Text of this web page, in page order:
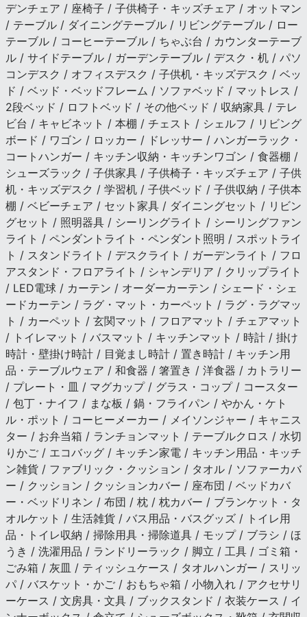
デンチェア / 座椅子 / 子供椅子・キッズチェア / オットマン
/ テーブル / ダイニングテーブル / リビングテーブル / ロー
テーブル / コーヒーテーブル / ちゃぶ台 / カウンターテーブ
ル / サイドテーブル / ガーデンテーブル / デスク・机 / パソ
コンデスク / オフィスデスク / 子供机・キッズデスク / ベッ
ド / ベッド・ベッドフレーム / ソファベッド / マットレス /
2段ベッド / ロフトベッド / その他ベッド / 収納家具 / テレ
ビ台 / キャビネット / 本棚 / チェスト / シェルフ / リビング
ボード / ワゴン / ロッカー / ドレッサー / ハンガーラック・
コートハンガー / キッチン収納・キッチンワゴン / 食器棚 /
シューズラック / 子供家具 / 子供椅子・キッズチェア / 子供
机・キッズデスク / 学習机 / 子供ベッド / 子供収納 / 子供本
棚 / ベビーチェア / セット家具 / ダイニングセット / リビン
グセット / 照明器具 / シーリングライト / シーリングファン
ライト / ペンダントライト・ペンダント照明 / スポットライ
ト / スタンドライト / デスクライト / ガーデンライト / フロ
アスタンド・フロアライト / シャンデリア / クリップライト
/ LED電球 / カーテン / オーダーカーテン / シェード・シェ
ードカーテン / ラグ・マット・カーペット / ラグ・ラグマッ
ト / カーペット / 玄関マット / フロアマット / チェアマット
/ トイレマット / バスマット / キッチンマット / 時計 / 掛け
時計・壁掛け時計 / 目覚まし時計 / 置き時計 / キッチン用
品・テーブルウェア / 和食器 / 箸置き / 洋食器 / カトラリー
/ プレート・皿 / マグカップ / グラス・コップ / コースター
/ 包丁・ナイフ / まな板 / 鍋・フライパン / やかん・ケト
ル・ポット / コーヒーメーカー / メイソンジャー / キャニス
ター / お弁当箱 / ランチョンマット / テーブルクロス / 水切
りかご / エコバッグ / キッチン家電 / キッチン用品・キッチ
ン雑貨 / ファブリック・クッション / タオル / ソファーカバ
ー / クッション / クッションカバー / 座布団 / ベッドカバ
ー・ベッドリネン / 布団 / 枕 / 枕カバー / ブランケット・タ
オルケット / 生活雑貨 / バス用品・バスグッズ / トイレ用
品・トイレ収納 / 掃除用具・掃除道具 / モップ / ブラシ / ほ
うき / 洗濯用品 / ランドリーラック / 脚立 / 工具 / ゴミ箱・
ごみ箱 / 灰皿 / ティッシュケース / タオルハンガー / スリッ
パ / バスケット・かご / おもちゃ箱 / 小物入れ / アクセサリ
ーケース / 文房具・文具 / ブックスタンド / 衣装ケース / イ